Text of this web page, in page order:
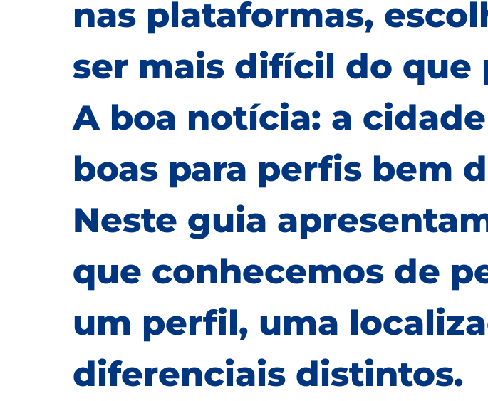
nas plataformas,
ser mais difícil do que
A boa notícia: a
boas para perfis bem
Neste guia
que conhecemos de
um perfil, uma
diferenciais distintos.